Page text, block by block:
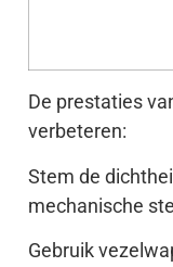
De prestaties
verbeteren:
Stem de
mechanische
Gebruik